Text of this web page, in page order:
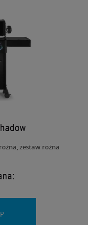
zestaw rożna